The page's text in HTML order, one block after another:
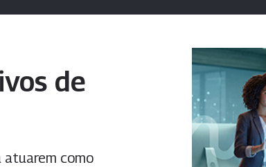
de
atuarem como